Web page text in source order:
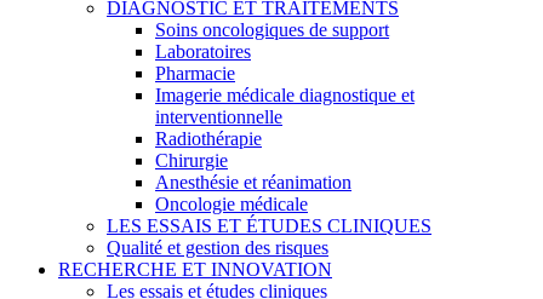
DIAGNOSTIC ET TRAITEMENTS
Soins oncologiques de support
Laboratoires
Pharmacie
Imagerie médicale diagnostique et
interventionnelle
Radiothérapie
Chirurgie
Anesthésie et réanimation
Oncologie médicale
LES ESSAIS ET ÉTUDES CLINIQUES
Qualité et gestion des risques
RECHERCHE ET INNOVATION
Les essais et études cliniques